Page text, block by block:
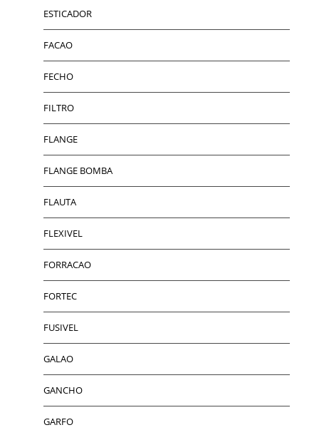
ESTICADOR
FACAO
FECHO
FILTRO
FLANGE
FLANGE BOMBA
FLAUTA
FLEXIVEL
FORRACAO
FORTEC
FUSIVEL
GALAO
GANCHO
GARFO